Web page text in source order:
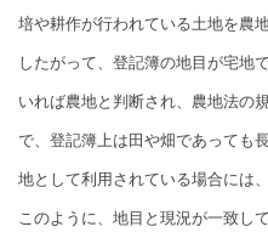
培や耕作が行われている土地を農
したがって、登記簿の地目が宅地
いれば農地と判断され、農地法の
で、登記簿上は田や畑であっても
地として利用されている場合には
このように、地目と現況が一致し